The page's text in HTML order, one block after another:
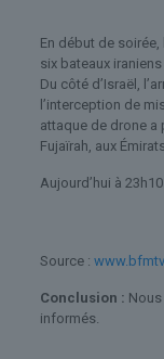
En début de soirée,
six bateaux
Du côté d’Israël,
l’interception de
attaque de drone a
Fujaïrah, aux
Aujourd’hui à 23h10
Source :
Conclusion :
informés.